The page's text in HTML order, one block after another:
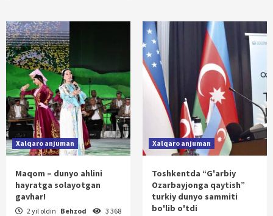
Xalqaro anjuman
Maqom – dunyo ahlini
hayratga solayotgan
gavhar!
2 yil oldin Behzod 3 368
Xalqaro anjuman
Toshkentda “G'arbiy
Ozarbayjonga qaytish”
turkiy dunyo sammiti
bo'lib o'tdi